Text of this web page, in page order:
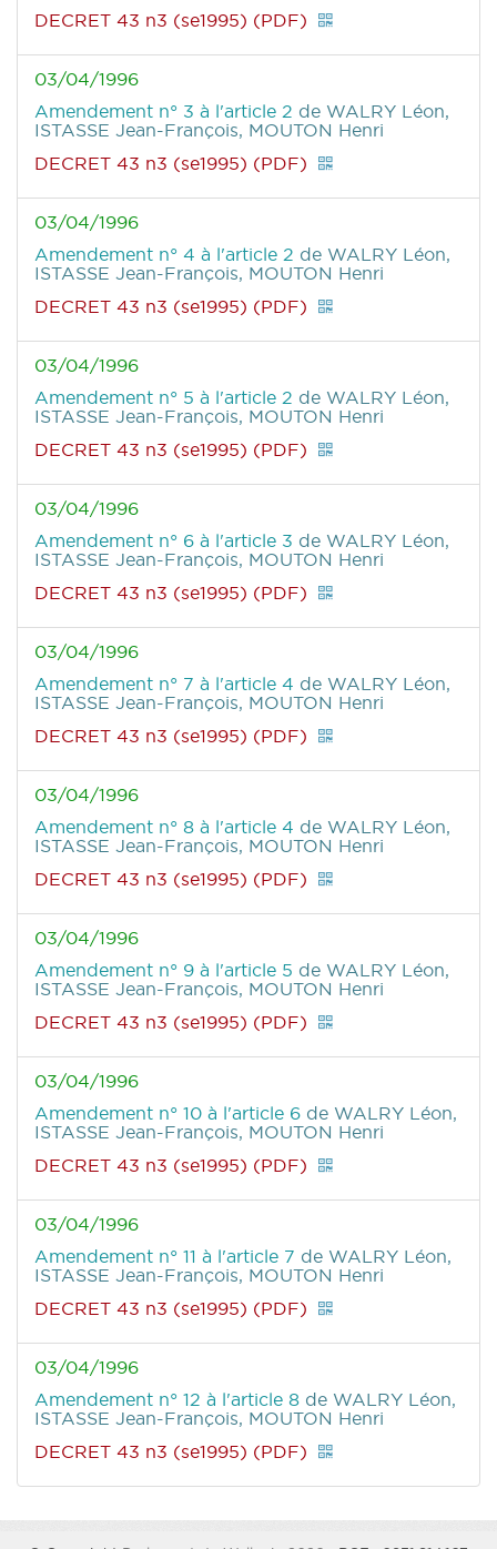
DECRET 43 n3 (se1995) (PDF)
03/04/1996
Amendement n° 3 à l'article 2 de WALRY Léon,
ISTASSE Jean-François, MOUTON Henri
DECRET 43 n3 (se1995) (PDF)
03/04/1996
Amendement n° 4 à l'article 2 de WALRY Léon,
ISTASSE Jean-François, MOUTON Henri
DECRET 43 n3 (se1995) (PDF)
03/04/1996
Amendement n° 5 à l'article 2 de WALRY Léon,
ISTASSE Jean-François, MOUTON Henri
DECRET 43 n3 (se1995) (PDF)
03/04/1996
Amendement n° 6 à l'article 3 de WALRY Léon,
ISTASSE Jean-François, MOUTON Henri
DECRET 43 n3 (se1995) (PDF)
03/04/1996
Amendement n° 7 à l'article 4 de WALRY Léon,
ISTASSE Jean-François, MOUTON Henri
DECRET 43 n3 (se1995) (PDF)
03/04/1996
Amendement n° 8 à l'article 4 de WALRY Léon,
ISTASSE Jean-François, MOUTON Henri
DECRET 43 n3 (se1995) (PDF)
03/04/1996
Amendement n° 9 à l'article 5 de WALRY Léon,
ISTASSE Jean-François, MOUTON Henri
DECRET 43 n3 (se1995) (PDF)
03/04/1996
Amendement n° 10 à l'article 6 de WALRY Léon,
ISTASSE Jean-François, MOUTON Henri
DECRET 43 n3 (se1995) (PDF)
03/04/1996
Amendement n° 11 à l'article 7 de WALRY Léon,
ISTASSE Jean-François, MOUTON Henri
DECRET 43 n3 (se1995) (PDF)
03/04/1996
Amendement n° 12 à l'article 8 de WALRY Léon,
ISTASSE Jean-François, MOUTON Henri
DECRET 43 n3 (se1995) (PDF)